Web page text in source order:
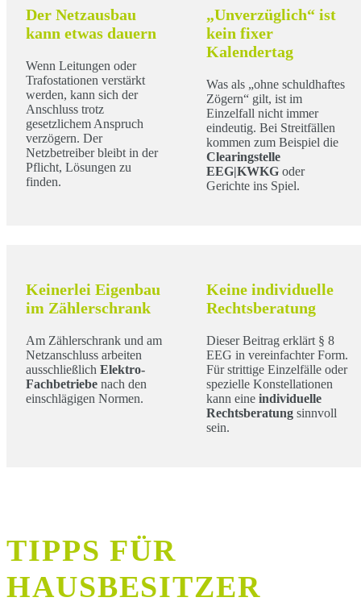
Der Netzausbau
kann etwas dauern
Wenn Leitungen oder
Trafostationen verstärkt
werden, kann sich der
Anschluss trotz
gesetzlichem Anspruch
verzögern. Der
Netzbetreiber bleibt in der
Pflicht, Lösungen zu
finden.
„Unverzüglich“ ist
kein fixer
Kalendertag
Was als „ohne schuldhaftes
Zögern“ gilt, ist im
Einzelfall nicht immer
eindeutig. Bei Streitfällen
kommen zum Beispiel die
Clearingstelle
EEG|KWKG oder
Gerichte ins Spiel.
Keinerlei Eigenbau
im Zählerschrank
Am Zählerschrank und am
Netzanschluss arbeiten
ausschließlich Elektro-
Fachbetriebe nach den
einschlägigen Normen.
Keine individuelle
Rechtsberatung
Dieser Beitrag erklärt § 8
EEG in vereinfachter Form.
Für strittige Einzelfälle oder
spezielle Konstellationen
kann eine individuelle
Rechtsberatung sinnvoll
sein.
TIPPS FÜR
HAUSBESITZER